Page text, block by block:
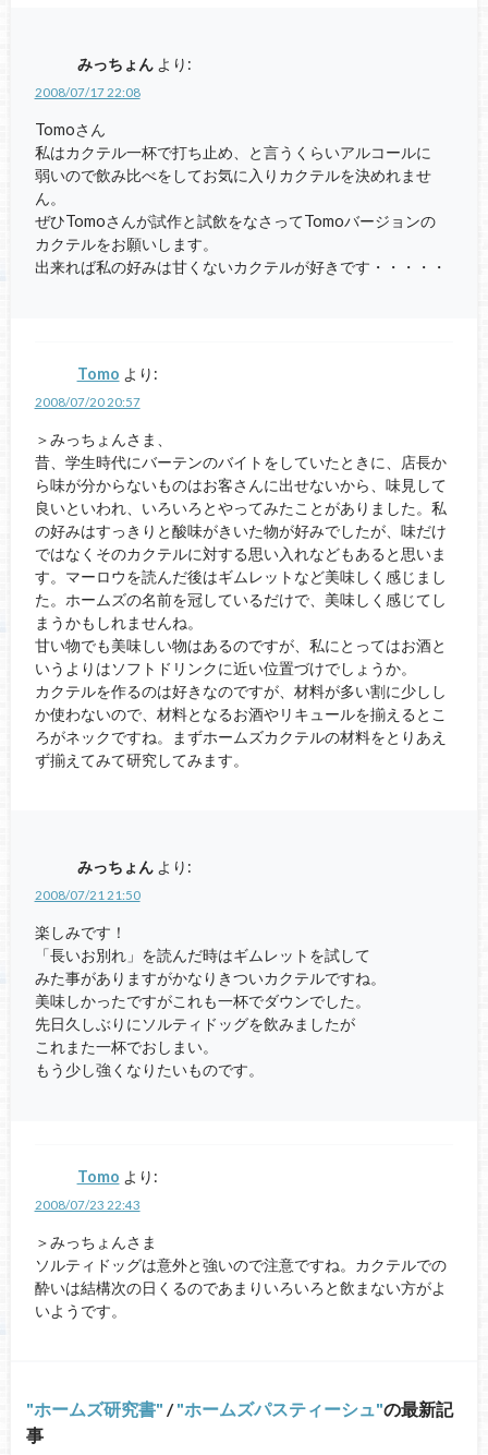
みっちょん より:
2008/07/17 22:08
Tomoさん
私はカクテル一杯で打ち止め、と言うくらいアルコールに
弱いので飲み比べをしてお気に入りカクテルを決めれませ
ん。
ぜひTomoさんが試作と試飲をなさってTomoバージョンの
カクテルをお願いします。
出来れば私の好みは甘くないカクテルが好きです・・・・・
Tomo より:
2008/07/20 20:57
＞みっちょんさま、
昔、学生時代にバーテンのバイトをしていたときに、店長か
ら味が分からないものはお客さんに出せないから、味見して
良いといわれ、いろいろとやってみたことがありました。私
の好みはすっきりと酸味がきいた物が好みでしたが、味だけ
ではなくそのカクテルに対する思い入れなどもあると思いま
す。マーロウを読んだ後はギムレットなど美味しく感じまし
た。ホームズの名前を冠しているだけで、美味しく感じてし
まうかもしれませんね。
甘い物でも美味しい物はあるのですが、私にとってはお酒と
いうよりはソフトドリンクに近い位置づけでしょうか。
カクテルを作るのは好きなのですが、材料が多い割に少しし
か使わないので、材料となるお酒やリキュールを揃えるとこ
ろがネックですね。まずホームズカクテルの材料をとりあえ
ず揃えてみて研究してみます。
みっちょん より:
2008/07/21 21:50
楽しみです！
「長いお別れ」を読んだ時はギムレットを試して
みた事がありますがかなりきついカクテルですね。
美味しかったですがこれも一杯でダウンでした。
先日久しぶりにソルティドッグを飲みましたが
これまた一杯でおしまい。
もう少し強くなりたいものです。
Tomo より:
2008/07/23 22:43
＞みっちょんさま
ソルティドッグは意外と強いので注意ですね。カクテルでの
酔いは結構次の日くるのであまりいろいろと飲まない方がよ
いようです。
ホームズ研究書 / ホームズパスティーシュ の最新記
事